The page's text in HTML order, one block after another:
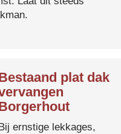
plat dak
ernstige lekkages,